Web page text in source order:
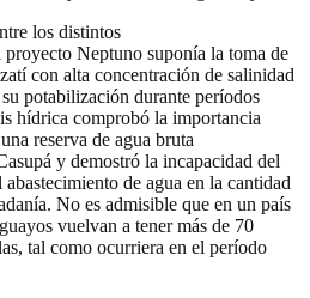
los distintos
Neptuno suponía la toma de
con alta concentración de salinidad
potabilización durante períodos
hídrica comprobó la importancia
reserva de agua bruta
y demostró la incapacidad del
de agua en la cantidad
No es admisible que en un país
vuelvan a tener más de 70
tal como ocurriera en el período